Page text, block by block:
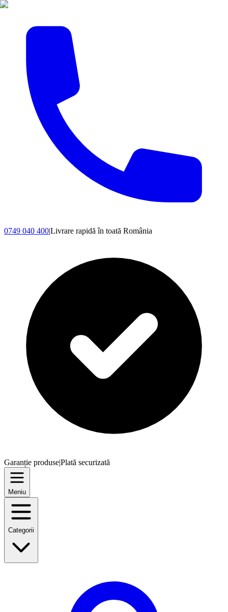
0749 040 400|Livrare rapidă în toată România
Garanție produse|Plată securizată
Meniu
Categorii